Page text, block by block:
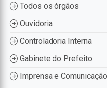
Todos os órgãos
Ouvidoria
Controladoria Interna
Gabinete do Prefeito
Imprensa e Comunicação